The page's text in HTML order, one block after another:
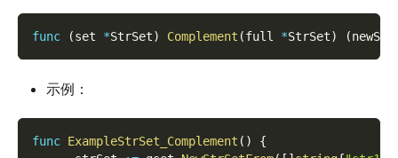
func (set *StrSet) Complement (full *StrSet) (
示例：
func ExampleStrSet_Complement ( )
{